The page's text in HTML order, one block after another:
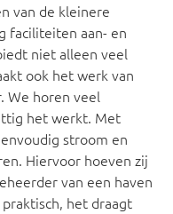
van de kleinere
faciliteiten aan- en
niet alleen veel
ook het werk van
We horen veel
het werkt. Met
stroom en
Hiervoor hoeven zij
van een haven
het draagt